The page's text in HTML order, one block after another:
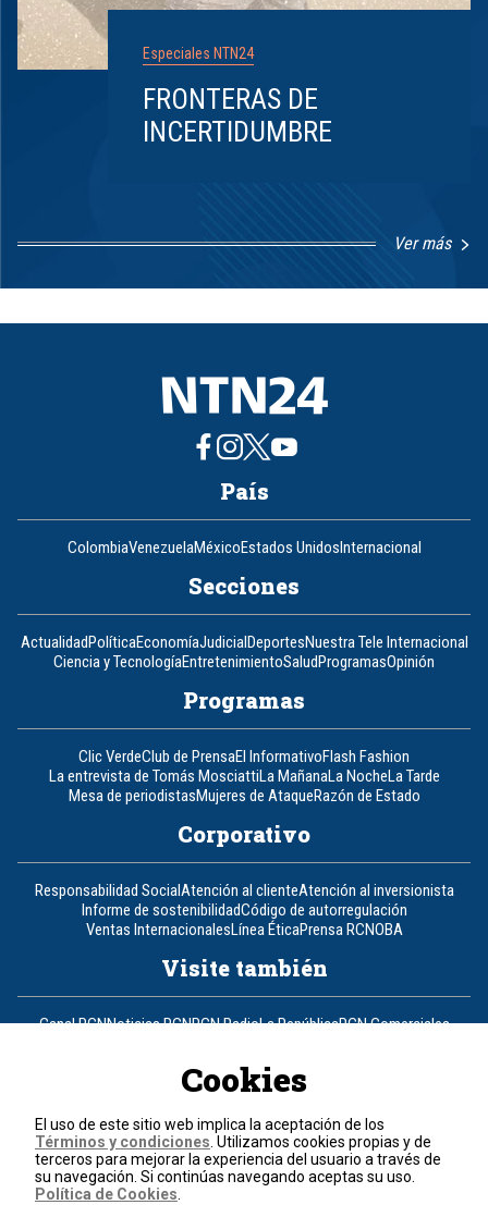
Especiales NTN24
FRONTERAS DE
INCERTIDUMBRE
Ver más
1
8
País
ColombiaVenezuelaMéxicoEstados UnidosInternacional
Secciones
ActualidadPolíticaEconomíaJudicialDeportesNuestra Tele Internacional
Ciencia y TecnologíaEntretenimientoSaludProgramasOpinión
Programas
Clic VerdeClub de PrensaEl InformativoFlash Fashion
La entrevista de Tomás MosciattiLa MañanaLa NocheLa Tarde
Mesa de periodistasMujeres de AtaqueRazón de Estado
Corporativo
Responsabilidad SocialAtención al clienteAtención al inversionista
Informe de sostenibilidadCódigo de autorregulación
Ventas InternacionalesLínea ÉticaPrensa RCNOBA
Visite también
Canal RCNNoticias RCNRCN RadioLa RepúblicaRCN Comerciales
Un producto de RCN Televisión
Contáctenos
Teléfono+57 (601) 426 92 92
Cookies
El uso de este sitio web implica la aceptación de los
Términos y condiciones . Utilizamos cookies propias y de
terceros para mejorar la experiencia del usuario a través de
su navegación. Si continúas navegando aceptas su uso.
Política de Cookies